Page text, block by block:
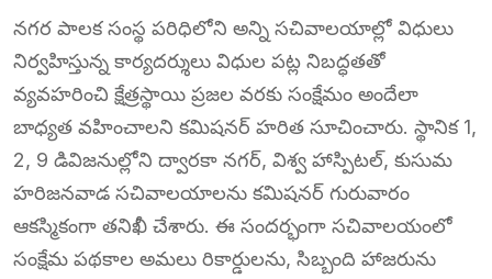
నగర పాలక సంస్థ పరిధిలోని అన్ని సచివాలయాల్లో విధులు
నిర్వహిస్తున్న కార్యదర్శులు విధుల పట్ల నిబద్ధతతో
వ్యవహరించి క్షేత్రస్థాయి ప్రజల వరకు సంక్షేమం అందేలా
బాధ్యత వహించాలని కమిషనర్ హరిత సూచించారు. స్థానిక 1,
2, 9 డివిజనుల్లోని ద్వారకా నగర్, విశ్వ హాస్పిటల్, కుసుమ
హరిజనవాడ సచివాలయాలను కమిషనర్ గురువారం
ఆకస్మికంగా తనిఖీ చేశారు. ఈ సందర్భంగా సచివాలయంలో
సంక్షేమ పథకాల అమలు రికార్డులను, సిబ్బంది హాజరును